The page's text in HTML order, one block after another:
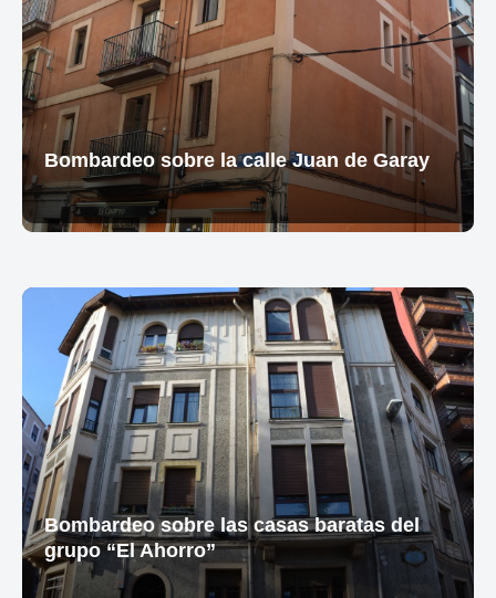
Bombardeo sobre la calle Juan de Garay
Bombardeo sobre las casas baratas del
grupo “El Ahorro”